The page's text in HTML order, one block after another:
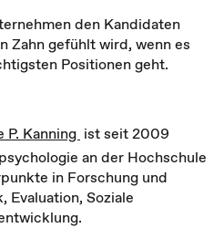
den Kandidaten
Zahn gefühlt wird, wenn es
Positionen geht.
P. Kanning ist seit 2009
an der Hochschule
in Forschung und
Evaluation, Soziale